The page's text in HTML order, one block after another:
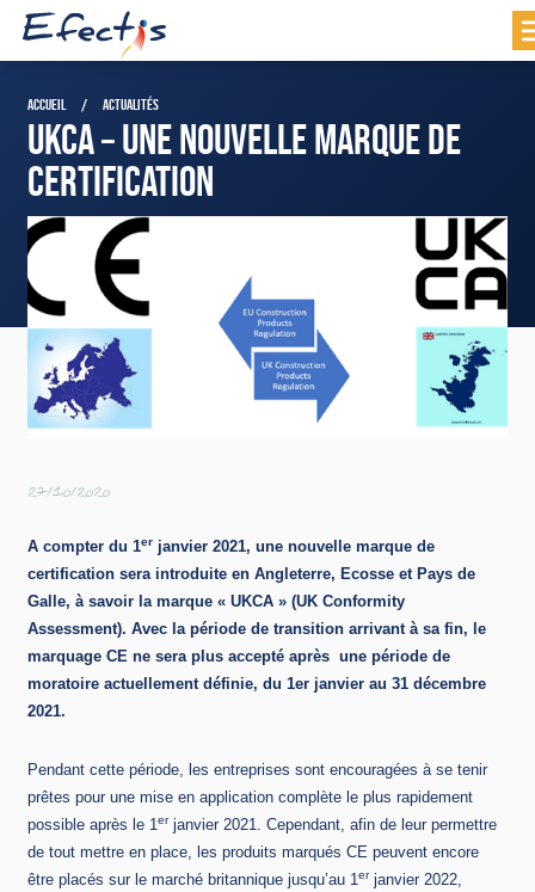
ACCUEIL ACTUALITÉS
UKCA – UNE NOUVELLE MARQUE DE
CERTIFICATION
27/10/2020
A compter du 1er janvier 2021, une nouvelle marque de
certification sera introduite en Angleterre, Ecosse et Pays de
Galle, à savoir la marque « UKCA » (UK Conformity
Assessment). Avec la période de transition arrivant à sa fin, le
marquage CE ne sera plus accepté après une période de
moratoire actuellement définie, du 1er janvier au 31 décembre
2021.
Pendant cette période, les entreprises sont encouragées à se tenir
prêtes pour une mise en application complète le plus rapidement
possible après le 1 erjanvier 2021. Cependant, afin de leur permettre
de tout mettre en place, les produits marqués CE peuvent encore
être placés sur le marché britannique jusqu’au 1 erjanvier 2022,